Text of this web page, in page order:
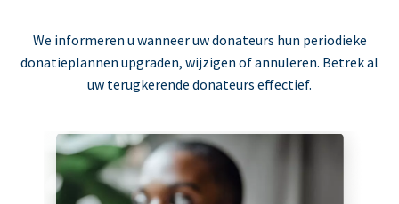
We informeren u wanneer uw donateurs hun periodieke
donatieplannen upgraden, wijzigen of annuleren. Betrek al
uw terugkerende donateurs effectief.